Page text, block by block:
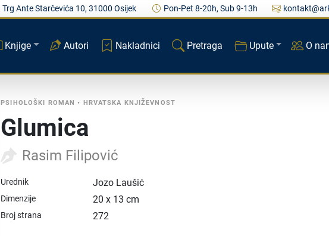
Trg Ante Starčevića 10, 31000 Osijek Pon-Pet 8-20h, Sub 9-13h
Knjige Autori Nakladnici Pretraga Upute O
PSIHOLOŠKI ROMAN • HRVATSKA KNJIŽEVNOST
Glumica
Rasim Filipović
Urednik Jozo Laušić
Dimenzije 20 x 13 cm
Broj strana 272